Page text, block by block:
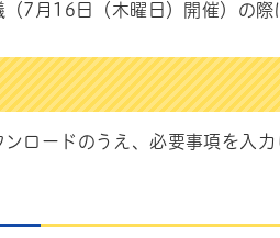
7月16日（木曜日）開催）の際
ロードのうえ、必要事項を入